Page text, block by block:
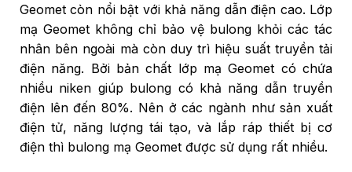
Geomet còn nổi bật với khả năng dẫn điện cao. Lớp
mạ Geomet không chỉ bảo vệ bulong khỏi các tác
nhân bên ngoài mà còn duy trì hiệu suất truyền tải
điện năng. Bởi bản chất lớp mạ Geomet có chứa
nhiều niken giúp bulong có khả năng dẫn truyền
điện lên đến 80%. Nên ở các ngành như sản xuất
điện tử, năng lượng tái tạo, và lắp ráp thiết bị cơ
điện thì bulong mạ Geomet được sử dụng rất nhiều.